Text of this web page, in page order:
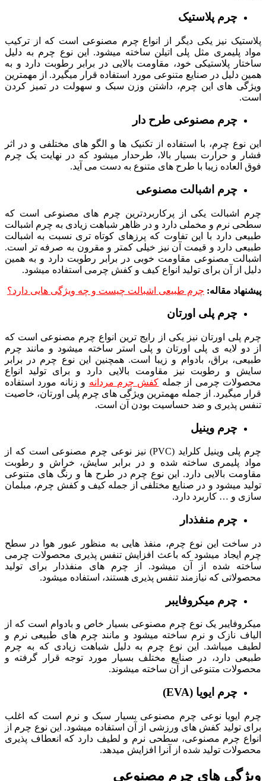
چرم پلاستیک
پلاستیک نیز یکی دیگر از انواع چرم مصنوعی است که از ترکیب
مواد پلیمری مثل پلی اتیلن ساخته میشود. این نوع چرم به دلیل
ساختار پلاستیکی خود، مقاومت بالایی در برابر رطوبت دارد و به
همین دلیل در صنایع متنوعی مورد استفاده قرار میگیرد. از مهمترین
ویژگی های این چرم، داشتن وزن سبک و سهولت در تمیز کردن
است.
چرم مصنوعی طرح دار
این نوع چرم، با استفاده از تکنیک ها و الگو های مختلفی و در اثر
فشار و حرارت بسیار بالا، طرحدار میشود که در نهایت یک چرم
فوق العاده زیبا با طرح های متنوع به دست می آید.
چرم اشبالت مصنوعی
چرم اشبالت یکی از پرکاربردترین چرم های مصنوعی است که
سطحی نرم و مخملی دارد و در ظاهر شباهت زیادی به چرم اشبالت
طبیعی دارد با این تفاوت که پرزهای کوتاه تری نسبت به اشبالت
طبیعی دارد و قیمت آن نیز خیلی کمتر و مقرون به صرفه تر است.
اشبالت مصنوعی مقاومت خوبی در برابر رطوبت دارد و به همین
دلیل از آن برای تولید انواع کیف و کفش چرمی استفاده میشود.
پیشنهاد مقاله: چرم طبیعی اشبالت چیست و چه ویژگی هایی دارد؟
چرم پلی اورتان
چرم پلی اورتان نیز یکی از رایج ترین انواع چرم مصنوعی است که
از دو لایه ی پلی اورتان و پلی استر ساخته میشود و مانند چرم
طبیعی، براق، بادوام و زیبا است. همچنین این نوع چرم در برابر
سایش و رطوبت نیز مقاومت بالایی دارد و برای تولید انواع
محصولات چرمی از جمله کفش چرم مردانه و زنانه مورد استفاده
قرار میگیرد. از جمله مهمترین ویژگی های چرم پلی اورتان، خاصیت
تنفس پذیری و ضد حساسیت بودن آن است.
چرم وینیل
چرم پلی وینیل کلراید (PVC) نیز نوعی چرم مصنوعی است که از
مواد پلیمری ساخته شده و در برابر سایش، خراش و رطوبت
مقاومت بالایی دارد. این نوع چرم در طرح ها و رنگ های متنوعی
تولید میشود و در صنایع مختلفی از جمله کیف و کفش چرم، مبلمان
سازی و … کاربرد دارد.
چرم منفذدار
در ساخت این نوع چرم، منفذ هایی به منظور عبور هوا در سطح
چرم ایجاد میشود که باعث افزایش تنفس پذیری محصولات چرمی
ساخته شده از آن میشود. از چرم های منفذدار برای تولید
محصولاتی که نیازمند تنفس پذیری هستند، استفاده میشود.
چرم میکروفایبر
میکروفایبر یک نوع چرم مصنوعی بسیار خاص و بادوام است که از
الیاف نازک و نرم ساخته میشود و مانند چرم های طبیعی نرم و
لطیف میباشد. این نوع چرم به دلیل شباهت زیادی که به چرم
طبیعی دارد، در صنایع مختلف بسیار مورد توجه قرار گرفته و
محصولات متنوعی از آن ساخته میشوند.
چرم ایویا (EVA)
چرم ایویا نوعی چرم مصنوعی بسیار سبک و نرم است که اغلب
برای تولید کفش های ورزشی از آن استفاده میشود. این نوع چرم از
انواع چرم مصنوعی، سطحی نرم و لطیف دارد که انعطاف پذیری
محصولات تولید شده از آنرا افزایش میدهد.
ویژگی های چرم مصنوعی